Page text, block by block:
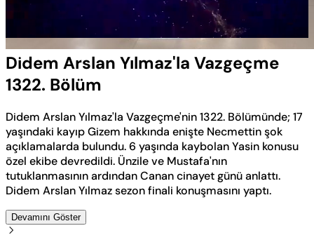
Aç
Oynatma
Hızı
Didem Arslan Yılmaz'la Vazgeçme
1322. Bölüm
Didem Arslan Yılmaz'la Vazgeçme'nin 1322. Bölümünde; 17
yaşındaki kayıp Gizem hakkında enişte Necmettin şok
açıklamalarda bulundu. 6 yaşında kaybolan Yasin konusu
özel ekibe devredildi. Ünzile ve Mustafa'nın
tutuklanmasının ardından Canan cinayet günü anlattı.
Didem Arslan Yılmaz sezon finali konuşmasını yaptı.
Devamını Göster